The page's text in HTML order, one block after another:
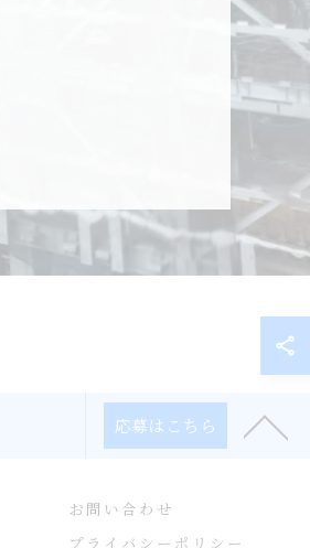
応募はこちら
お問い合わせ
プライバシーポリシー